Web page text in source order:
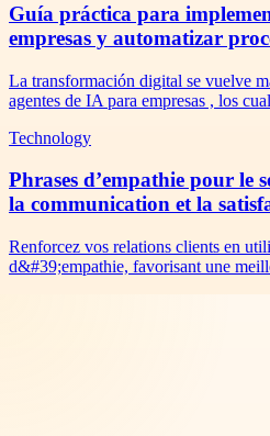
Guía práctica para
empresas y automatizar
La transformación digital se vuelve
agentes de IA para empresas , los
Technology
Phrases d’empathie pour le
la communication et la
Renforcez vos relations clients en
d&#39;empathie, favorisant une